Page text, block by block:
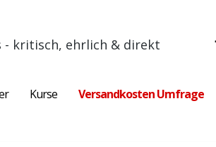
- kritisch, ehrlich & direkt
Kurse Versandkosten Umfrage